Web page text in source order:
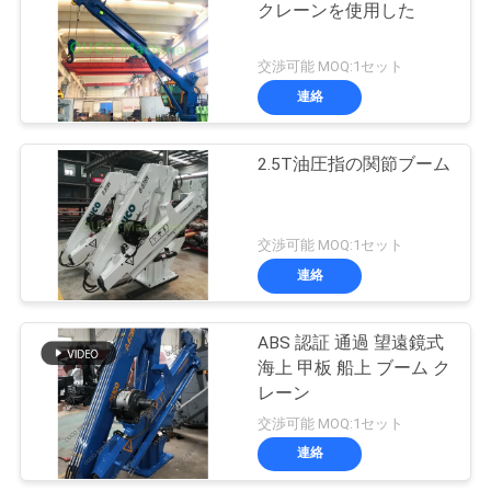
クレーンを使用した
交渉可能 MOQ:1セット
連絡
2.5T油圧指の関節ブーム
交渉可能 MOQ:1セット
連絡
ABS 認証 通過 望遠鏡式
海上 甲板 船上 ブーム ク
レーン
交渉可能 MOQ:1セット
連絡